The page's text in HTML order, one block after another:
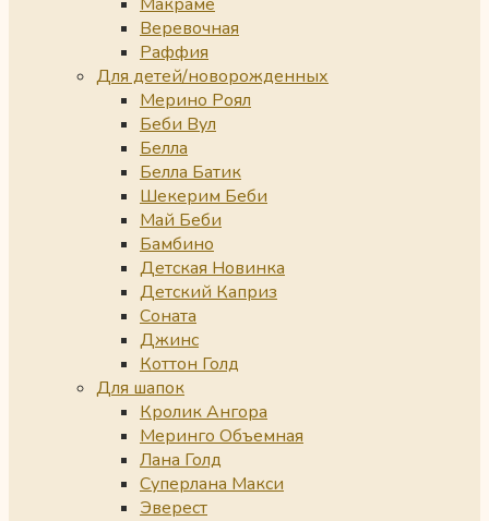
Веревочная
Раффия
Для детей/новорожденных
Мерино Роял
Беби Вул
Белла
Белла Батик
Шекерим Беби
Май Беби
Бамбино
Детская Новинка
Детский Каприз
Соната
Джинс
Коттон Голд
Для шапок
Кролик Ангора
Меринго Объемная
Лана Голд
Суперлана Макси
Эверест